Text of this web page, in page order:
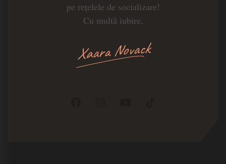
pe rețelele de socializare!
Cu multă iubire,
Xaara Novack